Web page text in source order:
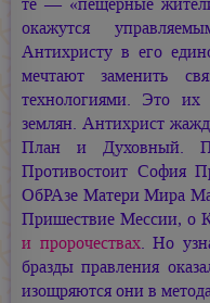
окажутся
Антихристу в его
мечтают заменить
технологиями. Это их
землян. Антихрист
План и Духовный.
Противостоит София
ОбРАзе Матери Мира
Пришествие Мессии, о
и пророчествах. Но
бразды правления
изощряются они в